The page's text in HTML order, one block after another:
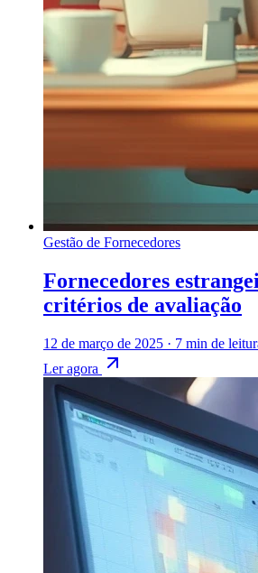
Gestão de Fornecedores
Fornecedores
critérios de avaliação
12 de março de 2025 · 7 min de
Ler agora